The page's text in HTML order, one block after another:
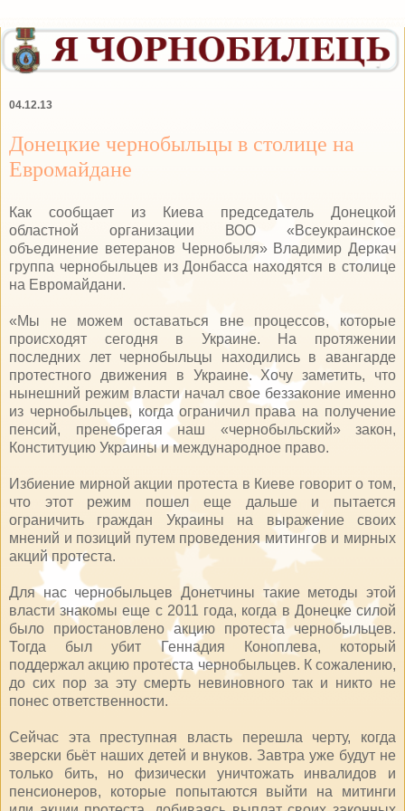
04.12.13
Донецкие чернобыльцы в столице на
Евромайдане
Как сообщает из Киева председатель Донецкой
областной организации ВОО «Всеукраинское
объединение ветеранов Чернобыля» Владимир Деркач
группа чернобыльцев из Донбасса находятся в столице
на Евромайдани.
«Мы не можем оставаться вне процессов, которые
происходят сегодня в Украине. На протяжении
последних лет чернобыльцы находились в авангарде
протестного движения в Украине. Хочу заметить, что
нынешний режим власти начал свое беззаконие именно
из чернобыльцев, когда ограничил права на получение
пенсий, пренебрегая наш «чернобыльский» закон,
Конституцию Украины и международное право.
Избиение мирной акции протеста в Киеве говорит о том,
что этот режим пошел еще дальше и пытается
ограничить граждан Украины на выражение своих
мнений и позиций путем проведения митингов и мирных
акций протеста.
Для нас чернобыльцев Донетчины такие методы этой
власти знакомы еще с 2011 года, когда в Донецке силой
было приостановлено акцию протеста чернобыльцев.
Тогда был убит Геннадия Коноплева, который
поддержал акцию протеста чернобыльцев. К сожалению,
до сих пор за эту смерть невиновного так и никто не
понес ответственности.
Сейчас эта преступная власть перешла черту, когда
зверски бьёт наших детей и внуков. Завтра уже будут не
только бить, но физически уничтожать инвалидов и
пенсионеров, которые попытаются выйти на митинги